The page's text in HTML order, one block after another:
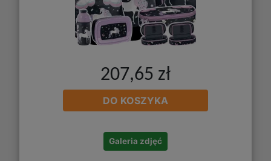
207,65 zł
DO KOSZYKA
Galeria zdjęć